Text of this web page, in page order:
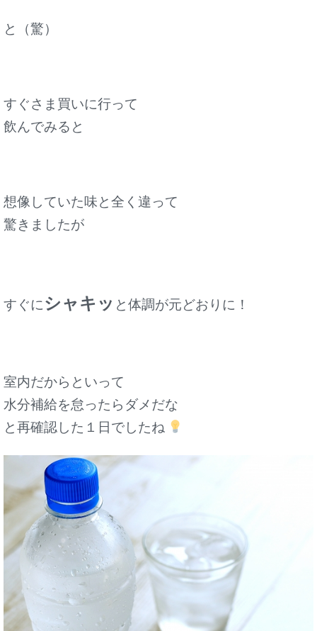
と（驚）
すぐさま買いに行って
飲んでみると
想像していた味と全く違って
驚きましたが
すぐにシャキッ と体調が元どおりに！
室内だからといって
水分補給を怠ったらダメだな
と再確認した１日でしたね